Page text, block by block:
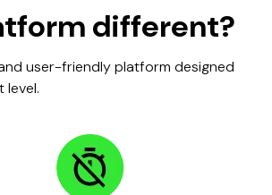
different?
user-friendly platform designed
level.